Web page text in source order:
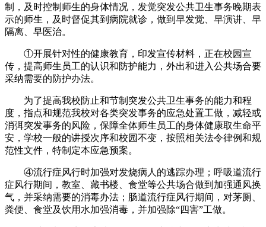
制，及时控制师生的身体情况，发觉突发公共卫生事务晚期表
示的师生，及时督促其到病院就诊，做到早发觉、早演讲、早
隔离、早医治。
①开展针对性的健康教育，印发宣传材料，正在校园宣
传，提高师生员工的认识和防护能力，外出和进入公共场合要
采纳需要的防护办法。
为了提高我校防止和节制突发公共卫生事务的能力和程
度，指点和规范我校对各类突发事务的应急处置工做，减轻或
消弭突发事务的风险，保障全体师生员工的身体健康取生命平
安，学校一般的讲授次序和校园不变，按照相关法令律例和规
范性文件，特制定本应急预案。
④流行症风行时加强对发烧病人的逃踪办理；呼吸道流行
症风行期间，教室、藏书楼、食堂等公共场合做到加强通风换
气，并采纳需要的消毒办法；肠道流行症风行期间，对茅厕、
粪便、食堂及饮用水加强消毒，并加强除“四害”工做。